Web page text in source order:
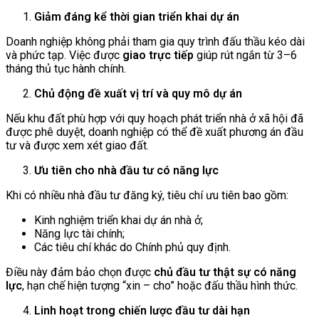
Giảm đáng kể thời gian triển khai dự án
Doanh nghiệp không phải tham gia quy trình đấu thầu kéo dài
và phức tạp. Việc được giao trực tiếp giúp rút ngắn từ 3–6
tháng thủ tục hành chính.
Chủ động đề xuất vị trí và quy mô dự án
Nếu khu đất phù hợp với quy hoạch phát triển nhà ở xã hội đã
được phê duyệt, doanh nghiệp có thể đề xuất phương án đầu
tư và được xem xét giao đất.
Ưu tiên cho nhà đầu tư có năng lực
Khi có nhiều nhà đầu tư đăng ký, tiêu chí ưu tiên bao gồm:
Kinh nghiệm triển khai dự án nhà ở;
Năng lực tài chính;
Các tiêu chí khác do Chính phủ quy định.
Điều này đảm bảo chọn được chủ đầu tư thật sự có năng
lực, hạn chế hiện tượng “xin – cho” hoặc đấu thầu hình thức.
Linh hoạt trong chiến lược đầu tư dài hạn